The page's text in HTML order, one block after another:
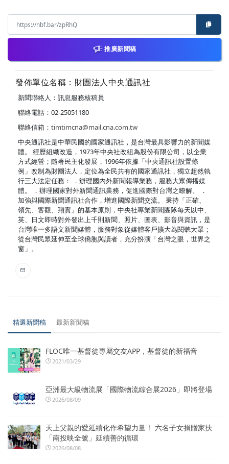
推廣新聞稿
發佈單位名稱：財團法人中央通訊社
新聞聯絡人：訊息服務核稿員
聯絡電話：02-25051180
聯絡信箱： timtimcna@mail.cna.com.tw
中央通訊社是中華民國的國家通訊社，是台灣最具影響力的新聞媒
體。 經歷組織改造，1973年中央社改組為股份有限公司，以企業
方式經營；隨著民主化發展，1996年依據「中央通訊社設置條
例」改制為財團法人，定位為全民共有的國家通訊社，獨立超然執
行三大法定任務： ．辦理國內外新聞報導業務，服務大眾傳播媒
體。 ．辦理國家對外新聞通訊業務，促進國際對台灣之瞭解。 ．
加強與國際新聞通訊社合作，增進國際新聞交流。 秉持「正確、
領先、客觀、翔實」的基本原則，中央社專業新聞團隊每天以中、
英、日文即時對外發出上千則新聞、照片、圖表、影音與資訊，是
台灣唯一多語文新聞媒體，服務對象從媒體客戶擴大為閱聽大眾；
從台灣民眾延伸至全球僑胞與讀者，充分扮演「台灣之眼，世界之
窗」。
精選新聞稿 最新新聞稿
FLOC唯一基督徒專屬交友APP，基督徒的新福音
2021/03/29
亞洲最大級物流展「國際物流綜合展2026」即將登場
2026/08/09
天上父親的愛延續化作希望力量！ 六名子女捐贈家扶
「南投映全號」延續善的循環
2026/08/08